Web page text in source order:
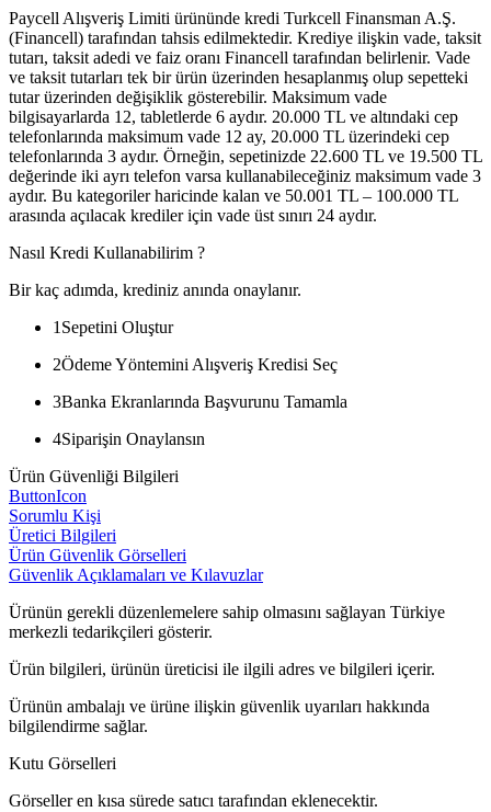
Paycell Alışveriş Limiti ürününde kredi Turkcell Finansman A.Ş.
(Financell) tarafından tahsis edilmektedir. Krediye ilişkin vade, taksit
tutarı, taksit adedi ve faiz oranı Financell tarafından belirlenir. Vade
ve taksit tutarları tek bir ürün üzerinden hesaplanmış olup sepetteki
tutar üzerinden değişiklik gösterebilir. Maksimum vade
bilgisayarlarda 12, tabletlerde 6 aydır. 20.000 TL ve altındaki cep
telefonlarında maksimum vade 12 ay, 20.000 TL üzerindeki cep
telefonlarında 3 aydır. Örneğin, sepetinizde 22.600 TL ve 19.500 TL
değerinde iki ayrı telefon varsa kullanabileceğiniz maksimum vade 3
aydır. Bu kategoriler haricinde kalan ve 50.001 TL – 100.000 TL
arasında açılacak krediler için vade üst sınırı 24 aydır.
Nasıl Kredi Kullanabilirim ?
Bir kaç adımda, krediniz anında onaylanır.
1 Sepetini Oluştur
2Ödeme Yöntemini Alışveriş Kredisi Seç
3Banka Ekranlarında Başvurunu Tamamla
4Siparişin Onaylansın
Ürün Güvenliği Bilgileri
ButtonIcon
Sorumlu Kişi
Üretici Bilgileri
Ürün Güvenlik Görselleri
Güvenlik Açıklamaları ve Kılavuzlar
Ürünün gerekli düzenlemelere sahip olmasını sağlayan Türkiye
merkezli tedarikçileri gösterir.
Ürün bilgileri, ürünün üreticisi ile ilgili adres ve bilgileri içerir.
Ürünün ambalajı ve ürüne ilişkin güvenlik uyarıları hakkında
bilgilendirme sağlar.
Kutu Görselleri
Görseller en kısa sürede satıcı tarafından eklenecektir.